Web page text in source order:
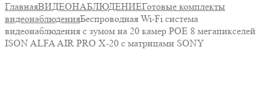
ГлавнаяВИДЕОНАБЛЮДЕНИЕГотовые комплекты
видеонаблюденияБеспроводная Wi-Fi система
видеонаблюдения с зумом на 20 камер POE 8 мегапикселей
ISON ALFA AIR PRO X-20 с матрицами SONY